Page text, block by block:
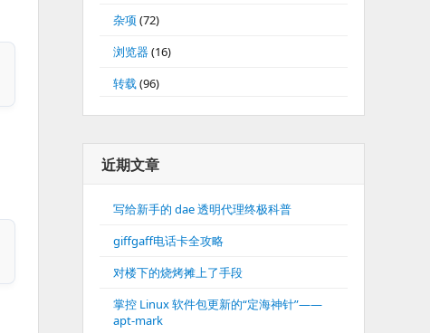
杂项 (72)
浏览器(16)
转载(96)
近期文章
写给新手的 dae 透明代理终极科普
giffgaff电话卡全攻略
对楼下的烧烤摊上了手段
掌控 Linux 软件包更新的“定海神针”——
apt-mark